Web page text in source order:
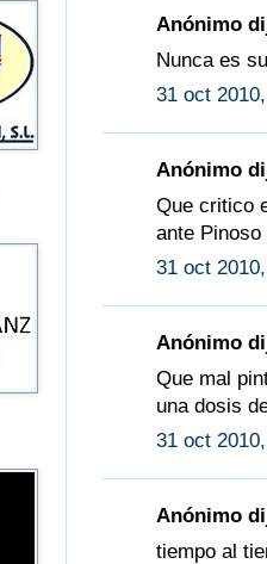
Anónimo
Nunca es
31 oct
Anónimo
Que critico
ante
31 oct
Anónimo
Que mal
una dosis
31 oct
Anónimo
tiempo al